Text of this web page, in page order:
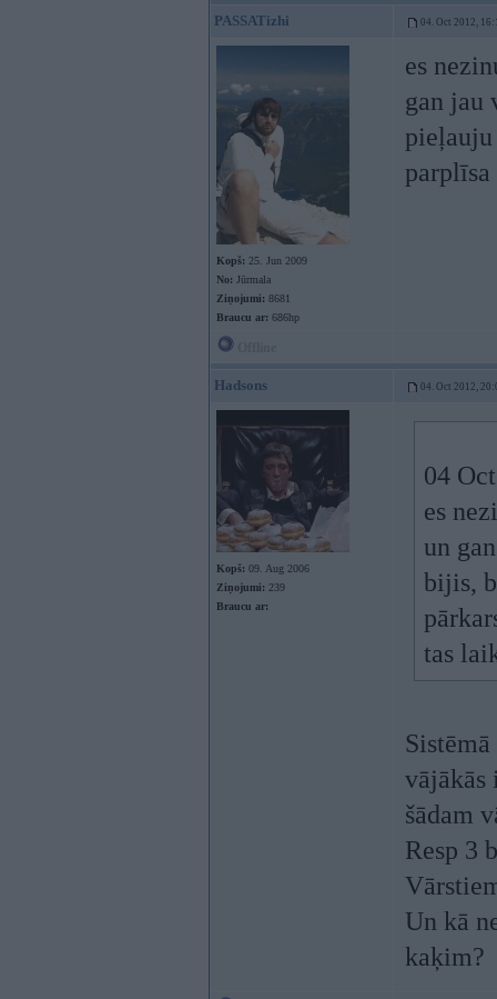
PASSATizhi 04. Oct 2012,
Kopš: 25. Jun 2009
No: Jūrmala
Ziņojumi: 8681
Braucu ar: 686hp
es
gan jau
Hadsons 04. Oct 2012,
Kopš: 09. Aug 2006
Ziņojumi: 239
Braucu ar:
04
es
un
bijis,
tas
vājākās
šādam
Resp 3
Un kā
kaķim?